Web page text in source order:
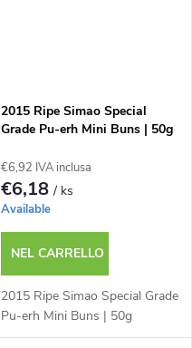
2015 Ripe Simao Special
Grade Pu-erh Mini Buns | 50g
€6,92 IVA inclusa
€6,18/ ks
Available
NEL CARRELLO
2015 Ripe Simao Special Grade
Pu-erh Mini Buns | 50g